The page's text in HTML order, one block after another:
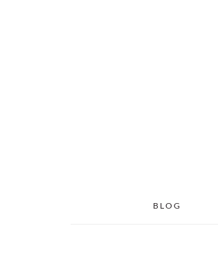
BLOG